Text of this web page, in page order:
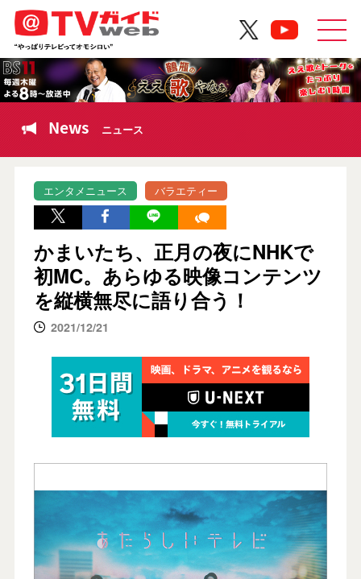
News ニュース
エンタメニュース バラエティー
かまいたち、正月の夜にNHKで
初MC。あらゆる映像コンテンツ
を縦横無尽に語り合う！
2021/12/21